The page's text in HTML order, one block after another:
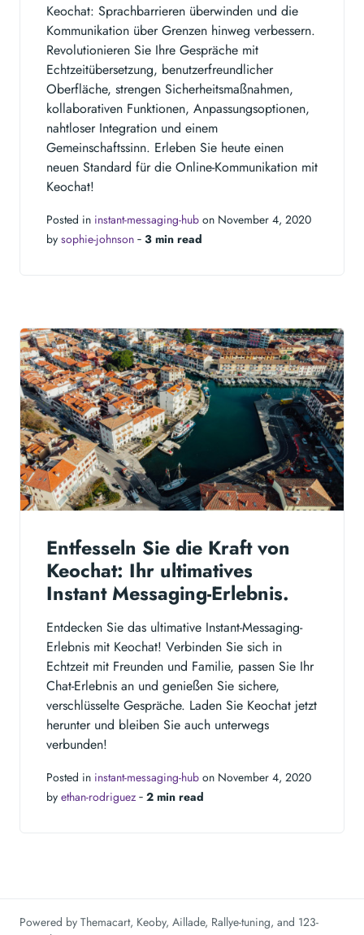
Keochat: Sprachbarrieren überwinden und die
Kommunikation über Grenzen hinweg verbessern.
Revolutionieren Sie Ihre Gespräche mit
Echtzeitübersetzung, benutzerfreundlicher
Oberfläche, strengen Sicherheitsmaßnahmen,
kollaborativen Funktionen, Anpassungsoptionen,
nahtloser Integration und einem
Gemeinschaftssinn. Erleben Sie heute einen
neuen Standard für die Online-Kommunikation mit
Keochat!
Posted in instant-messaging-hub on November 4, 2020
by sophie-johnson ‐ 3 min read
Entfesseln Sie die Kraft von
Keochat: Ihr ultimatives
Instant Messaging-Erlebnis.
Entdecken Sie das ultimative Instant-Messaging-
Erlebnis mit Keochat! Verbinden Sie sich in
Echtzeit mit Freunden und Familie, passen Sie Ihr
Chat-Erlebnis an und genießen Sie sichere,
verschlüsselte Gespräche. Laden Sie Keochat jetzt
herunter und bleiben Sie auch unterwegs
verbunden!
Posted in instant-messaging-hub on November 4, 2020
by ethan-rodriguez ‐ 2 min read
Powered by Themacart, Keoby, Aillade, Rallye-tuning, and 123-